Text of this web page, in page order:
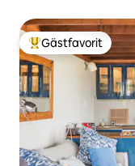
Populär gästfavorit
Gästfavorit